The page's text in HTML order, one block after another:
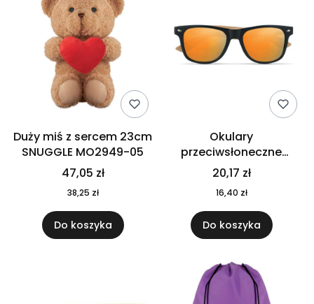
Duży miś z sercem 23cm
SNUGGLE MO2949-05
47,05 zł
38,25 zł
Do koszyka
Okulary
przeciwsłoneczne
CALIFORNIA TOUCH
MO9617-10
20,17 zł
16,40 zł
Do koszyka